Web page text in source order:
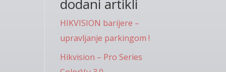
dodani artikli
HIKVISION barijere –
upravljanje parkingom !
Hikvision – Pro Series